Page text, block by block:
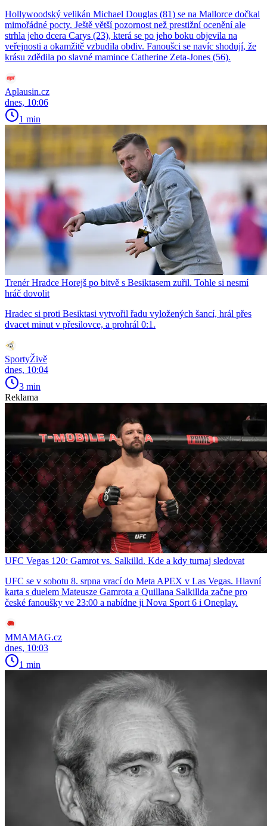
Hollywoodský velikán Michael Douglas (81) se na Mallorce dočkal
mimořádné pocty. Ještě větší pozornost než prestižní ocenění ale
strhla jeho dcera Carys (23), která se po jeho boku objevila na
veřejnosti a okamžitě vzbudila obdiv. Fanoušci se navíc shodují, že
krásu zdědila po slavné mamince Catherine Zeta-Jones (56).
Aplausin.cz
dnes, 10:06
1 min
Trenér Hradce Horejš po bitvě s Besiktasem zuřil. Tohle si nesmí
hráč dovolit
Hradec si proti Besiktasi vytvořil řadu vyložených šancí, hrál přes
dvacet minut v přesilovce, a prohrál 0:1.
SportyŽivě
dnes, 10:04
3 min
Reklama
UFC Vegas 120: Gamrot vs. Salkilld. Kde a kdy turnaj sledovat
UFC se v sobotu 8. srpna vrací do Meta APEX v Las Vegas. Hlavní
karta s duelem Mateusze Gamrota a Quillana Salkillda začne pro
české fanoušky ve 23:00 a nabídne ji Nova Sport 6 i Oneplay.
MMAMAG.cz
dnes, 10:03
1 min